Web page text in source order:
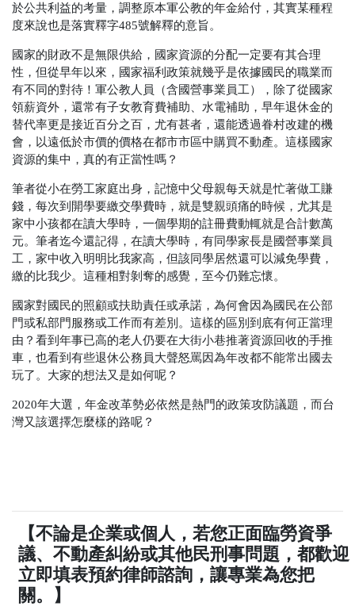
於公共利益的考量，調整原本軍公教的年金給付，其實某種程
度來說也是落實釋字485號解釋的意旨。
國家的財政不是無限供給，國家資源的分配一定要有其合理
性，但從早年以來，國家福利政策就幾乎是依據國民的職業而
有不同的對待！軍公教人員（含國營事業員工），除了從國家
領薪資外，還常有子女教育費補助、水電補助，早年退休金的
替代率更是接近百分之百，尤有甚者，還能透過眷村改建的機
會，以遠低於市價的價格在都市市區中購買不動產。這樣國家
資源的集中，真的有正當性嗎？
筆者從小在勞工家庭出身，記憶中父母親每天就是忙著做工賺
錢，每次到開學要繳交學費時，就是雙親頭痛的時候，尤其是
家中小孩都在讀大學時，一個學期的註冊費動輒就是合計數萬
元。筆者迄今還記得，在讀大學時，有同學家長是國營事業員
工，家中收入明明比我家高，但該同學居然還可以減免學費，
繳的比我少。這種相對剝奪的感覺，至今仍難忘懷。
國家對國民的照顧或扶助責任或承諾，為何會因為國民在公部
門或私部門服務或工作而有差別。這樣的區別到底有何正當理
由？看到年事已高的老人仍要在大街小巷推著資源回收的手推
車，也看到有些退休公務員大聲怒罵因為年改都不能常出國去
玩了。大家的想法又是如何呢？
2020年大選，年金改革勢必依然是熱門的政策攻防議題，而台
灣又該選擇怎麼樣的路呢？
【不論是企業或個人，若您正面臨勞資爭
議、不動產糾紛或其他民刑事問題，都歡迎
立即填表預約律師諮詢，讓專業為您把
關。】